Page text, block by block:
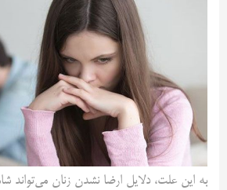
به این علت، دلایل ارضا نشدن زنان می‌تواند